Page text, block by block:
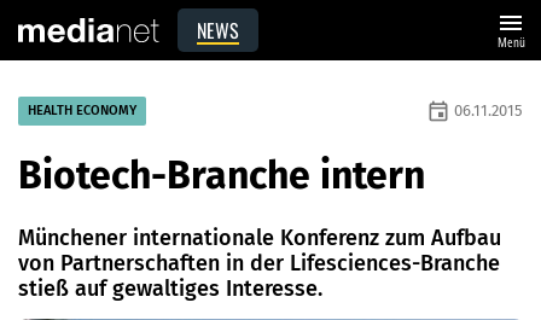
NEWS menu
Menü
HEALTH ECONOMY event 06.11.2015
Biotech-Branche intern
Münchener internationale Konferenz zum Aufbau
von Partnerschaften in der Lifesciences-Branche
stieß auf gewaltiges Interesse.